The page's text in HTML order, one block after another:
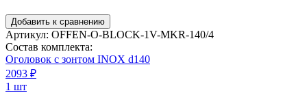
Добавить к сравнению
Артикул: OFFEN-O-BLOCK-1V-MKR-140/4
Состав комплекта:
Оголовок с зонтом INOX d140
2093 ₽
1 шт